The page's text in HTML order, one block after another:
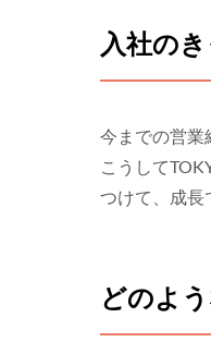
入社の
今までの営業
こうして
つけて、成長
どのよ